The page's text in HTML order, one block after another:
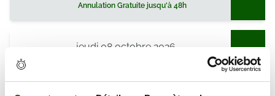
Annulation Gratuite jusqu'à 48h
128.00 €
jeudi 08 octobre 2026